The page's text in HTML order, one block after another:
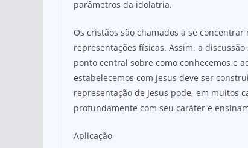
parâmetros da idolatria.
Os cristãos são chamados a se concentrar
representações físicas. Assim, a
ponto central sobre como conhecemos e
estabelecemos com Jesus deve ser
representação de Jesus pode, em muitos
profundamente com seu caráter e
Aplicação